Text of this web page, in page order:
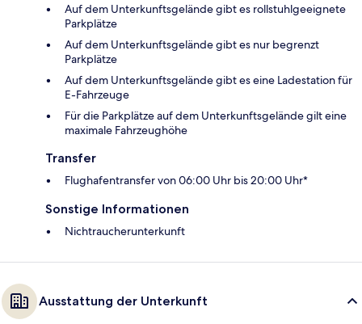
Auf dem Unterkunftsgelände gibt es rollstuhlgeeignete
Parkplätze
Auf dem Unterkunftsgelände gibt es nur begrenzt
Parkplätze
Auf dem Unterkunftsgelände gibt es eine Ladestation für
E-Fahrzeuge
Für die Parkplätze auf dem Unterkunftsgelände gilt eine
maximale Fahrzeughöhe
Transfer
Flughafentransfer von 06:00 Uhr bis 20:00 Uhr*
Sonstige Informationen
Nichtraucherunterkunft
Ausstattung der Unterkunft